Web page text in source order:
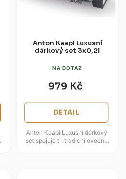
Anton Kaapl Luxusní
dárkový set 3x0,2l
NA DOTAZ
979 Kč
DETAIL
Anton Kaapl Luxusní dárkový
set spojuje tři tradiční ovocné